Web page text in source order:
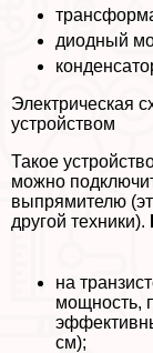
диодный
Электрическая
устройством
Такое
можно
выпрямителю
другой техники).
на
мощность,
см);